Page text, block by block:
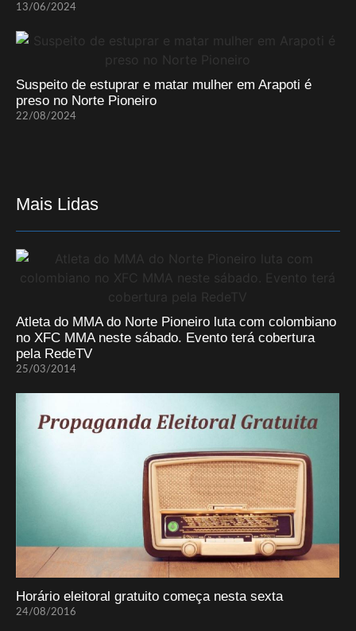
13/06/2024
Suspeito de estuprar e matar mulher em Arapoti é
preso no Norte Pioneiro
22/08/2024
Mais Lidas
Atleta do MMA do Norte Pioneiro luta com colombiano
no XFC MMA neste sábado. Evento terá cobertura
pela RedeTV
25/03/2014
Horário eleitoral gratuito começa nesta sexta
24/08/2016